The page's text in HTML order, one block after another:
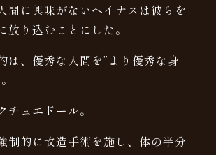
間に興味がないヘイナスは彼らを
放り込むことにした。
は、優秀な人間を”より優秀な身
チュエドール。
制的に改造手術を施し、体の半分